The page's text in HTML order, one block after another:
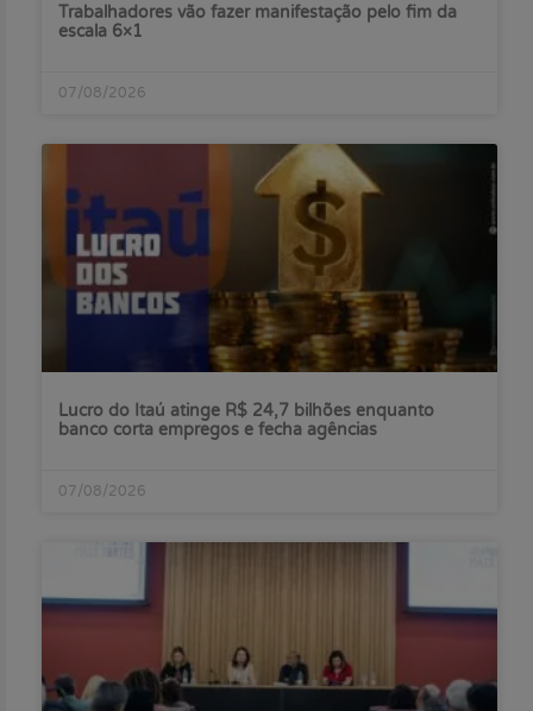
Trabalhadores vão fazer manifestação pelo fim da
escala 6×1
07/08/2026
Lucro do Itaú atinge R$ 24,7 bilhões enquanto
banco corta empregos e fecha agências
07/08/2026